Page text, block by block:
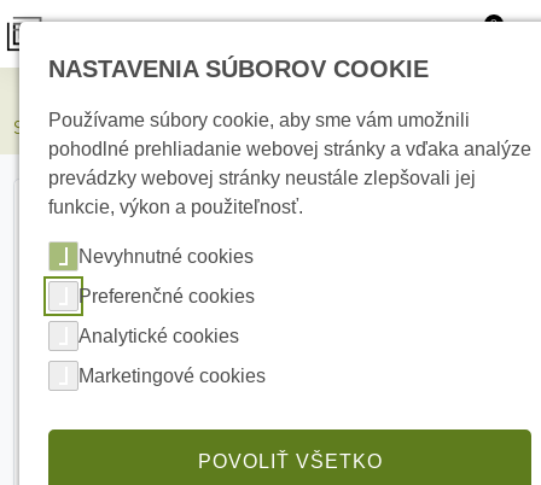
0
SATEL MPD-310 Bezdrôtový PIR detektor
NASTAVENIA SÚBOROV COOKIE
Používame súbory cookie, aby sme vám umožnili
pohodlné prehliadanie webovej stránky a vďaka analýze
prevádzky webovej stránky neustále zlepšovali jej
funkcie, výkon a použiteľnosť.
Nevyhnutné cookies
Preferenčné cookies
Analytické cookies
Marketingové cookies
POVOLIŤ VŠETKO